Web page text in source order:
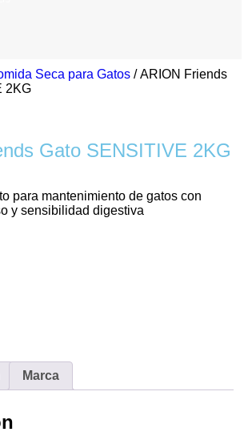
Seca para Gatos / ARION Friends
2KG
Gato SENSITIVE 2KG
para mantenimiento de gatos con
y sensibilidad digestiva
Marca